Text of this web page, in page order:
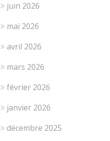
juin 2026
mai 2026
avril 2026
mars 2026
février 2026
janvier 2026
décembre 2025